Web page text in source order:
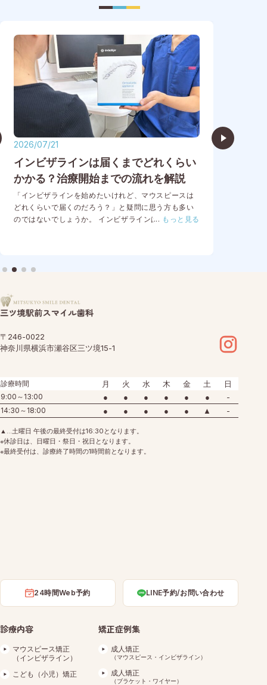
2026/07/21
インビザラインは届くまでどれくらい
かかる？治療開始までの流れを解説
「インビザラインを始めたいけれど、マウスピースは
どれくらいで届くのだろう？」と疑問に思う方も多い
のではないでしょうか。 インビザラインは、型取りを
実際に装着を開始するまでに一定の期間が必要です。
は、インビザラインのマウスピースが届くまでの期間
の目安や、治療開始ま…
... もっと見る
〒246-0022
神奈川県横浜市瀬谷区三ツ境15-1
▲…土曜日 午後の最終受付は16:30となります。
※休診日は、日曜日・祭日・祝日となります。
※最終受付は、診療終了時間の1時間前となります。
診療時間 月 火 水 木 金 土 日
9:00～13:00 ● ● ● ● ● ● -
14:30～18:00 ● ● ● ● ● ▲ -
24時間Web予約 LINE予約/お問い合わせ
診療内容
マウスピース矯正
（インビザライン）
こども（小児）矯正
矯正症例集
成人矯正
（マウスピース・インビザライン）
成人矯正
（ブラケット・ワイヤー）